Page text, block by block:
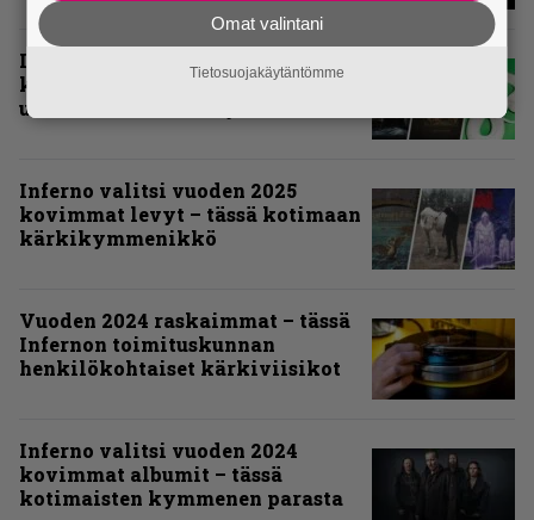
Inferno valikoi vuoden 2025
kovimmat levyt – tässä
ulkomaisten kärkikymmenikkö
Inferno valitsi vuoden 2025
kovimmat levyt – tässä kotimaan
kärkikymmenikkö
Vuoden 2024 raskaimmat – tässä
Infernon toimituskunnan
henkilökohtaiset kärkiviisikot
Inferno valitsi vuoden 2024
kovimmat albumit – tässä
kotimaisten kymmenen parasta
Omat valintani
Tietosuojakäytäntömme